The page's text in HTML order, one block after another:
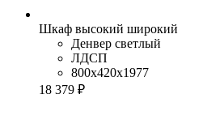
Шкаф высокий широкий
Денвер светлый
ЛДСП
800x420x1977
18 379 ₽